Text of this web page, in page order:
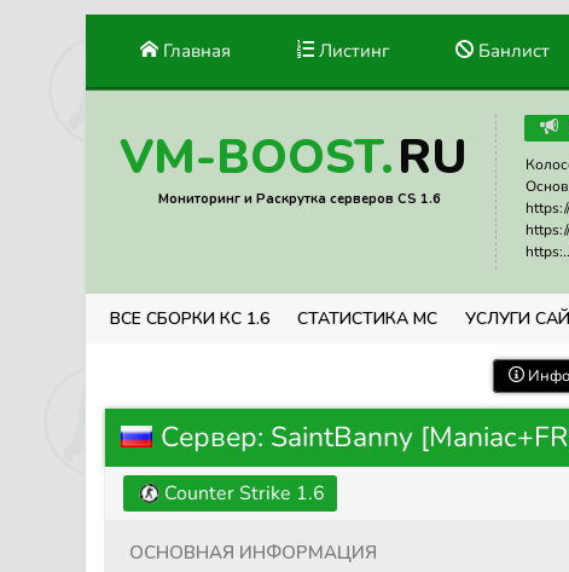
Главная Листинг Банлист
VM-BOOST.RU
Мониторинг и Раскрутка серверов CS 1.6
https:..
ВСЕ СБОРКИ КС 1.6 СТАТИСТИКА МС УСЛУГИ
Сервер: SaintBanny
Counter Strike 1.6
Основная информация